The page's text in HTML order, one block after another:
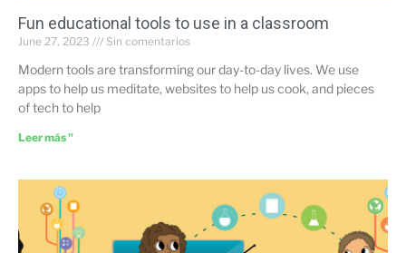
Fun educational tools to use in a classroom
June 27, 2023 Sin comentarios
Modern tools are transforming our day-to-day lives. We use
apps to help us meditate, websites to help us cook, and pieces
of tech to help
Leer más "